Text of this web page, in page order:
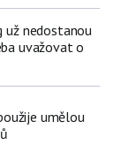
už nedostanou
uvažovat o
umělou